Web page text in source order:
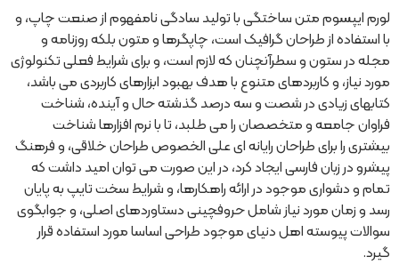
لورم ایپسوم متن ساختگی با تولید سادگی نامفهوم از صنعت چاپ، و
با استفاده از طراحان گرافیک است، چاپگرها و متون بلکه روزنامه و
مجله در ستون و سطرآنچنان که لازم است، و برای شرایط فعلی تکنولوژی
مورد نیاز، و کاربردهای متنوع با هدف بهبود ابزارهای کاربردی می باشد،
کتابهای زیادی در شصت و سه درصد گذشته حال و آینده، شناخت
فراوان جامعه و متخصصان را می طلبد، تا با نرم افزارها شناخت
بیشتری را برای طراحان رایانه ای علی الخصوص طراحان خلاقی، و فرهنگ
پیشرو در زبان فارسی ایجاد کرد، در این صورت می توان امید داشت که
تمام و دشواری موجود در ارائه راهکارها، و شرایط سخت تایپ به پایان
رسد و زمان مورد نیاز شامل حروفچینی دستاوردهای اصلی، و جوابگوی
سوالات پیوسته اهل دنیای موجود طراحی اساسا مورد استفاده قرار
گیرد.